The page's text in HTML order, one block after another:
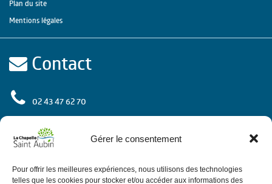
Gérer le consentement
Pour offrir les meilleures expériences, nous utilisons des technologies
telles que les cookies pour stocker et/ou accéder aux informations des
Plan du site
Mentions légales
Contact
02 43 47 62 70
rue de l'Europe
72 650 La Chapelle Saint Aubin
Contactez-nous